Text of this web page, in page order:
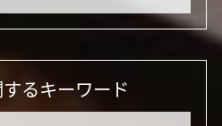
るキーワード